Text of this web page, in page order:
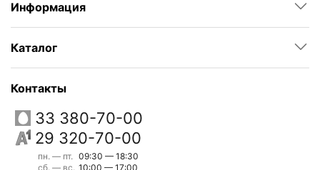
Информация
Каталог
Контакты
33 380-70-00
29 320-70-00
пн. — пт.
сб. — вс.
09:30 — 18:30
10:00 — 17:00